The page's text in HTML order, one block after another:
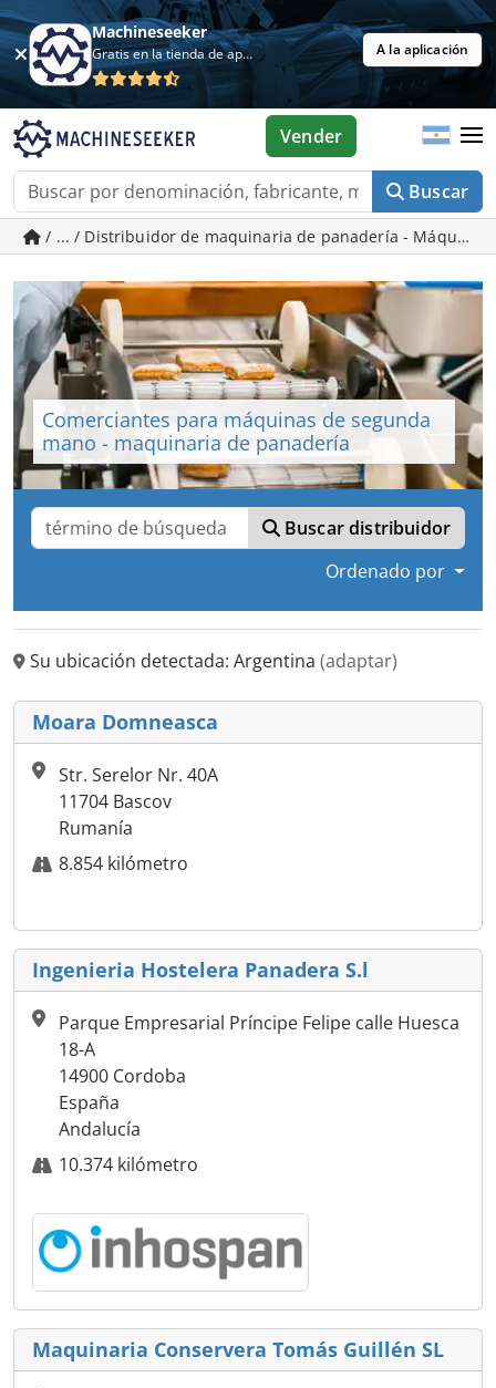
Machineseeker
Gratis en la tienda de aplicaciones A la aplicación
Buscar
Vender
/ ... / Distribuidor de maquinaria de panadería -
Comerciantes para máquinas de segunda
mano - maquinaria de panadería
Buscar distribuidor
Ordenado por
Su ubicación detectada: Argentina (adaptar)
Moara Domneasca
Str. Serelor Nr. 40A
11704 Bascov
Rumanía
8.854 kilómetro
Ingenieria Hostelera Panadera S.l
Parque Empresarial Príncipe Felipe calle Huesca
18-A
14900 Cordoba
España
Andalucía
10.374 kilómetro
Maquinaria Conservera Tomás Guillén SL